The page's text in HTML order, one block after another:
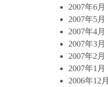
2007年6月
2007年5月
2007年4月
2007年3月
2007年2月
2007年1月
2006年12月